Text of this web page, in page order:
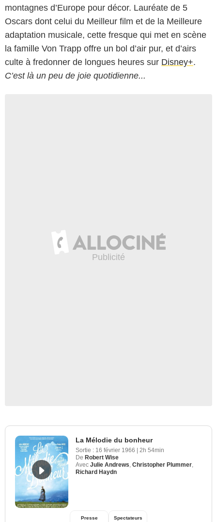
montagnes d’Europe pour décor. Lauréate de 5
Oscars dont celui du Meilleur film et de la Meilleure
adaptation musicale, cette fresque qui met en scène
la famille Von Trapp offre un bol d’air pur, et d’airs
culte à fredonner de longues heures sur Disney+.
C’est là un peu de joie quotidienne...
La Mélodie du bonheur
Sortie : 16 février 1966
2h 54min
De Robert Wise
Avec Julie Andrews, Christopher Plummer,
Richard Haydn
Presse Spectateurs